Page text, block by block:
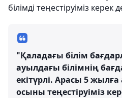
білімді теңестіруіміз керек
"Қаладағы білім
ауылдағы білімнің
екітүрлі. Арасы 5
осыны теңестіруіміз